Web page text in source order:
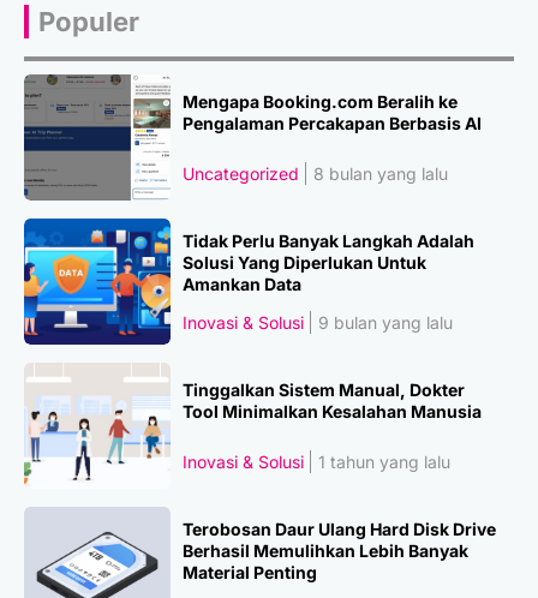
Populer
Mengapa Booking.com Beralih ke
Pengalaman Percakapan Berbasis AI
Uncategorized 8 bulan yang lalu
Tidak Perlu Banyak Langkah Adalah
Solusi Yang Diperlukan Untuk
Amankan Data
Inovasi & Solusi
9 bulan yang lalu
Tinggalkan Sistem Manual, Dokter
Tool Minimalkan Kesalahan Manusia
Inovasi & Solusi 1 tahun yang lalu
Terobosan Daur Ulang Hard Disk Drive
Berhasil Memulihkan Lebih Banyak
Material Penting